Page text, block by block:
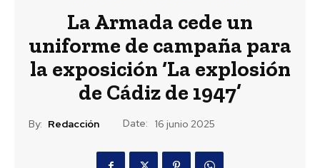
La Armada cede un
uniforme de campaña para
la exposición ‘La explosión
de Cádiz de 1947’
By: Redacción Date: 16 junio 2025